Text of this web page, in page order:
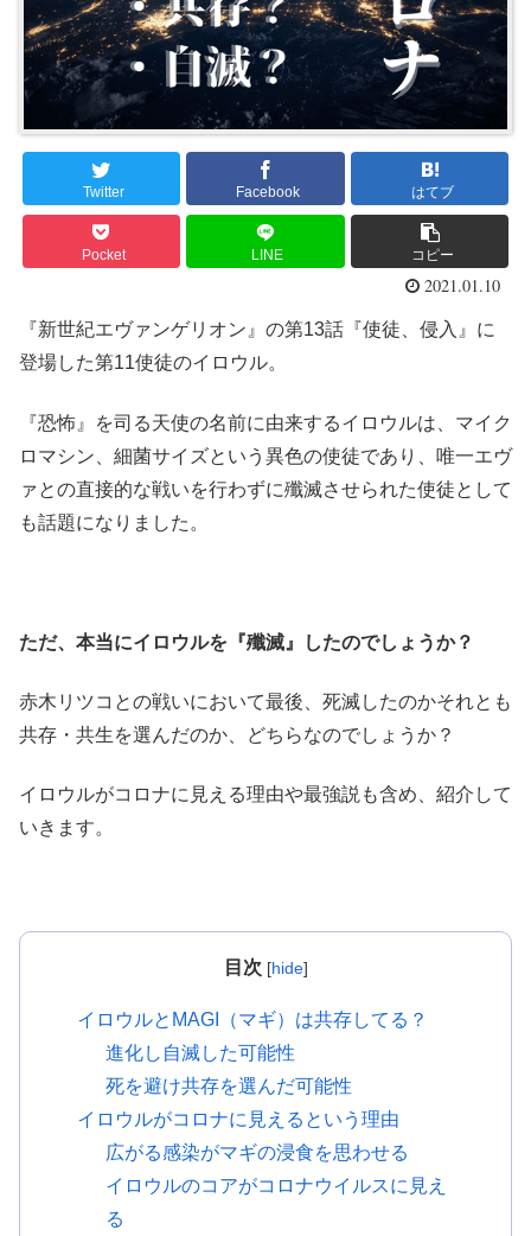
Twitter Facebook はてブ
Pocket LINE コピー
2021.01.10
『新世紀エヴァンゲリオン』の第13話『使徒、侵入』に
登場した第11使徒のイロウル。
『恐怖』を司る天使の名前に由来するイロウルは、マイク
ロマシン、細菌サイズという異色の使徒であり、唯一エヴ
ァとの直接的な戦いを行わずに殲滅させられた使徒として
も話題になりました。
ただ、本当にイロウルを『殲滅』したのでしょうか？
赤木リツコとの戦いにおいて最後、死滅したのかそれとも
共存・共生を選んだのか、どちらなのでしょうか？
イロウルがコロナに見える理由や最強説も含め、紹介して
いきます。
目次 [hide]
イロウルとMAGI（マギ）は共存してる？
進化し自滅した可能性
死を避け共存を選んだ可能性
イロウルがコロナに見えるという理由
広がる感染がマギの浸食を思わせる
イロウルのコアがコロナウイルスに見え
る